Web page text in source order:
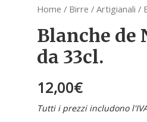
Home / Birre /Artigianali /
Blanche de
da 33cl.
12,00€
Tutti i prezzi includono